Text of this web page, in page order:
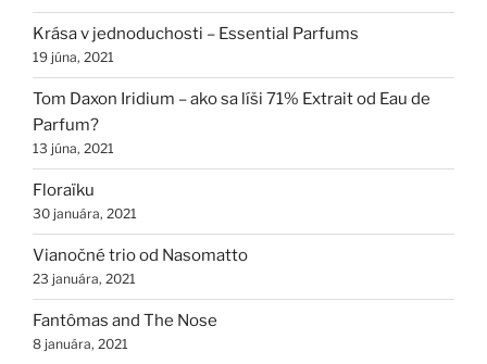
Krása v jednoduchosti – Essential Parfums
19 júna, 2021
Tom Daxon Iridium – ako sa líši 71% Extrait od Eau de
Parfum?
13 júna, 2021
Floraïku
30 januára, 2021
Vianočné trio od Nasomatto
23 januára, 2021
Fantômas and The Nose
8 januára, 2021